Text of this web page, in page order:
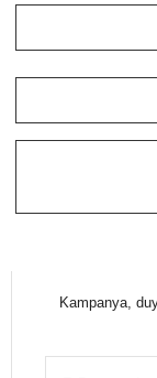
Kampanya,